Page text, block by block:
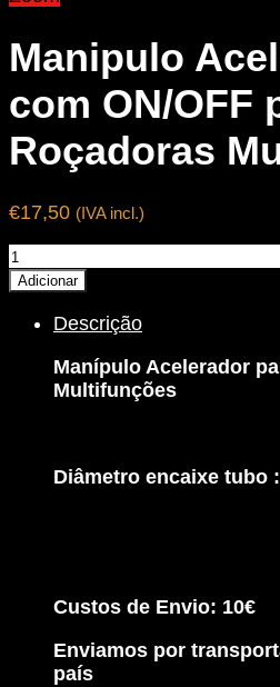
Manipulo
com ON/OFF
Roçadoras
€17,50 (IVA incl.)
Quantidade
de
Acelerador
ON/OFF
Adicionar
Descrição
Manípulo Acelerador
Multifunções
Diâmetro encaixe tubo
Custos de Envio: 10€
Enviamos por
país